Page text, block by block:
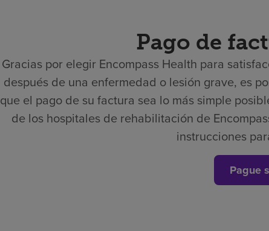
Pago de
Gracias por elegir Encompass Health para
después de una enfermedad o lesión grave, es
que el pago de su factura sea lo más simple
de los hospitales de rehabilitación de
instrucciones
Pague